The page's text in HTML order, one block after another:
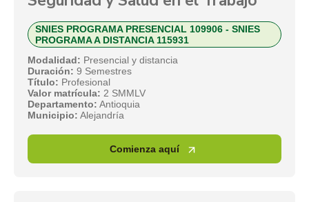
SNIES PROGRAMA PRESENCIAL 109906 - SNIES
PROGRAMA A DISTANCIA 115931
Modalidad: Presencial y distancia
Duración: 9 Semestres
Título: Profesional
Valor matrícula: 2 SMMLV
Departamento: Antioquia
Municipio: Alejandría
Comienza aquí